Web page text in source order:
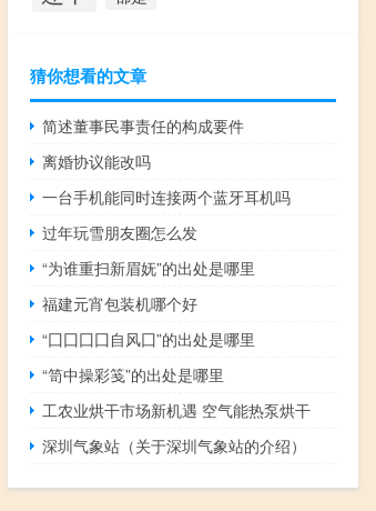
猜你想看的文章
简述董事民事责任的构成要件
离婚协议能改吗
一台手机能同时连接两个蓝牙耳机吗
过年玩雪朋友圈怎么发
“为谁重扫新眉妩”的出处是哪里
福建元宵包装机哪个好
“囗囗囗囗自风囗”的出处是哪里
“笥中操彩笺”的出处是哪里
工农业烘干市场新机遇 空气能热泵烘干
深圳气象站（关于深圳气象站的介绍）